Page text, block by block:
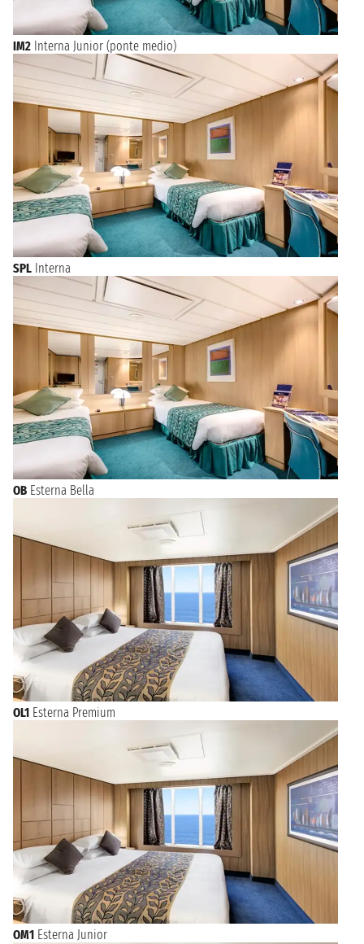
IM2 Interna Junior (ponte medio)
SPL Interna
OB Esterna Bella
OL1 Esterna Premium
OM1 Esterna Junior